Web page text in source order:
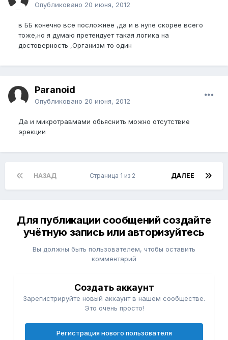
Опубликовано 20 июня, 2012
в ББ конечно все посложнее ,да и в нупе скорее всего
тоже,но я думаю претендует такая логика на
достоверность ,Организм то один
Paranoid
Опубликовано 20 июня, 2012
Да и микротравмами обьяснить можно отсутствие
эрекции
НАЗАД ДАЛЕЕ
Страница 1 из 2
Для публикации сообщений создайте
учётную запись или авторизуйтесь
Вы должны быть пользователем, чтобы оставить
комментарий
Создать аккаунт
Зарегистрируйте новый аккаунт в нашем сообществе.
Это очень просто!
Регистрация нового пользователя